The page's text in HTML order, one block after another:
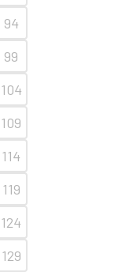
94
99
104
109
114
119
124
129